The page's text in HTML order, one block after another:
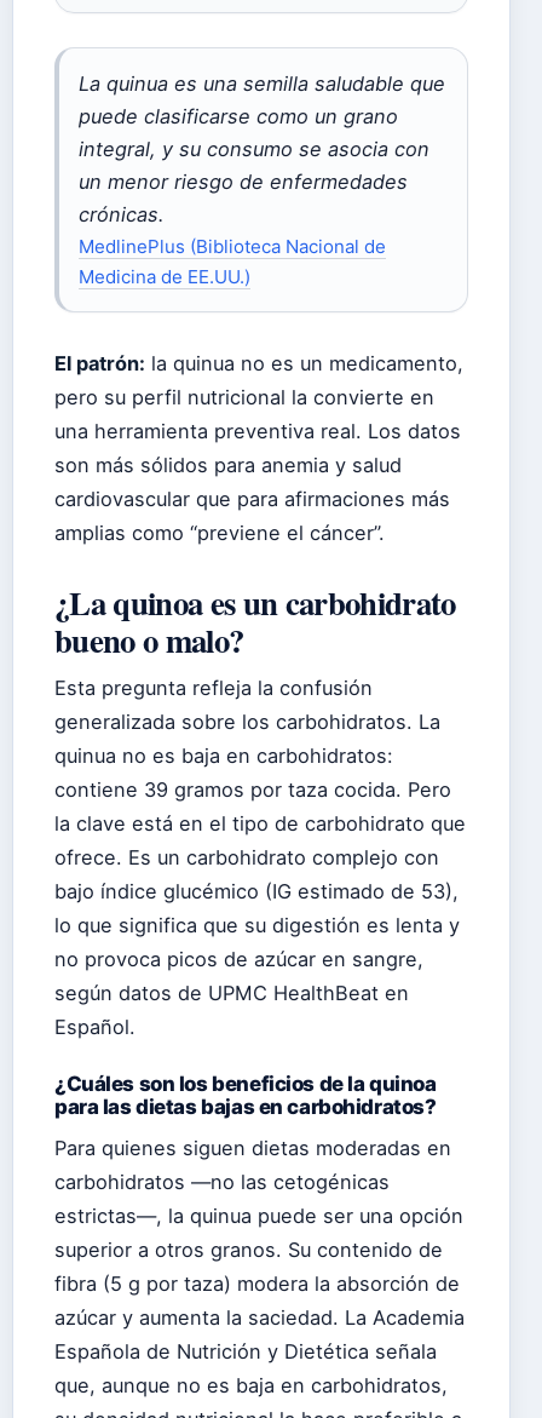
La quinua es una semilla saludable que
puede clasificarse como un grano
integral, y su consumo se asocia con
un menor riesgo de enfermedades
crónicas.
MedlinePlus (Biblioteca Nacional de
Medicina de EE.UU.)
El patrón: la quinua no es un medicamento,
pero su perfil nutricional la convierte en
una herramienta preventiva real. Los datos
son más sólidos para anemia y salud
cardiovascular que para afirmaciones más
amplias como “previene el cáncer”.
¿La quinoa es un carbohidrato
bueno o malo?
Esta pregunta refleja la confusión
generalizada sobre los carbohidratos. La
quinua no es baja en carbohidratos:
contiene 39 gramos por taza cocida. Pero
la clave está en el tipo de carbohidrato que
ofrece. Es un carbohidrato complejo con
bajo índice glucémico (IG estimado de 53),
lo que significa que su digestión es lenta y
no provoca picos de azúcar en sangre,
según datos de UPMC HealthBeat en
Español.
¿Cuáles son los beneficios de la quinoa
para las dietas bajas en carbohidratos?
Para quienes siguen dietas moderadas en
carbohidratos —no las cetogénicas
estrictas—, la quinua puede ser una opción
superior a otros granos. Su contenido de
fibra (5 g por taza) modera la absorción de
azúcar y aumenta la saciedad. La Academia
Española de Nutrición y Dietética señala
que, aunque no es baja en carbohidratos,